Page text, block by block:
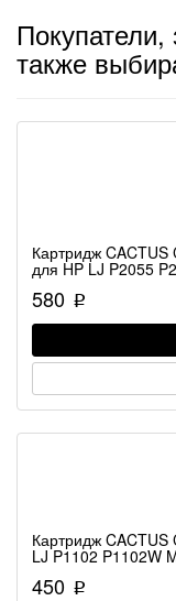
Покупатели,
также
Картридж CACTUS
для HP LJ P2055
580 p
Картридж CACTUS
LJ P1102 P1102W
450 p